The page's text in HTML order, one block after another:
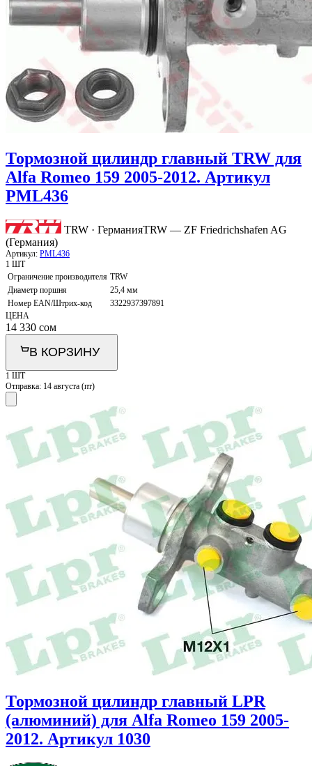
Тормозной цилиндр главный TRW для
Alfa Romeo 159 2005-2012. Артикул
PML436
TRW · ГерманияTRW — ZF Friedrichshafen AG
(Германия)
Артикул: PML436
1 ШТ
Ограничение производителя TRW
Диаметр поршня
25,4 мм
Номер EAN/Штрих-код
3322937397891
ЦЕНА
14 330 сом
В КОРЗИНУ
1 ШТ
Отправка: 14 августа (пт)
Тормозной цилиндр главный LPR
(алюминий) для Alfa Romeo 159 2005-
2012. Артикул 1030